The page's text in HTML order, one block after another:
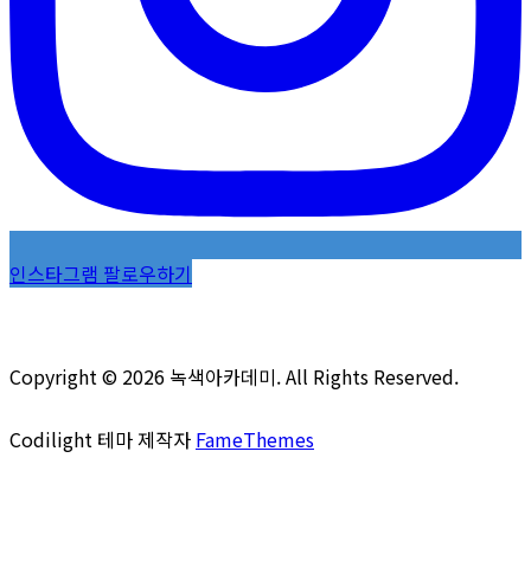
인스타그램 팔로우하기
Copyright © 2026 녹색아카데미. All Rights Reserved.
Codilight 테마 제작자 FameThemes